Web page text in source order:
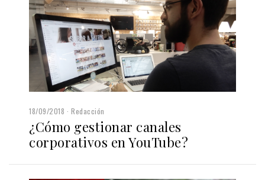
18/09/2018 Redacción
¿Cómo gestionar canales
corporativos en YouTube?